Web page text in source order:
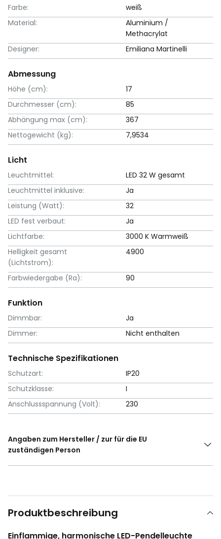
Farbe:
weiß
Material:
Aluminium /
Methacrylat
Designer:
Emiliana Martinelli
Abmessung
Höhe (cm):
17
Durchmesser (cm):
85
Abhängung max (cm):
367
Nettogewicht (kg):
7,9534
Licht
Leuchtmittel:
LED 32 W gesamt
Leuchtmittel inklusive:
Ja
Leistung (Watt):
32
LED fest verbaut:
Ja
Lichtfarbe:
3000 K Warmweiß
Helligkeit gesamt
(Lichtstrom):
4900
Farbwiedergabe (Ra): 90
Funktion
Dimmbar:
Ja
Dimmer:
Nicht enthalten
Technische Spezifikationen
Schutzart:
IP20
Schutzklasse:
I
Anschlussspannung (Volt):
230
Angaben zum Hersteller / zur für die EU
zuständigen Person
Produktbeschreibung
Einflammige, harmonische LED-Pendelleuchte